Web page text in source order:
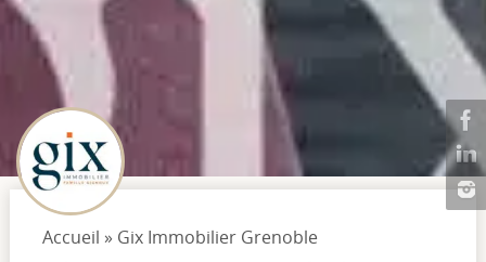
Accueil » Gix Immobilier Grenoble